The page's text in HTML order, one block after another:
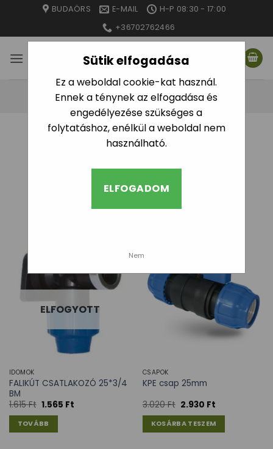
Sütik elfogadása
Ez a weboldal cookie-kat használ.
Ennek a ténynek az elfogadása és
engedélyezése szükséges a
folytatáshoz, enélkül a weboldal nem
használható.
ELFOGADOM
Nem
content
BUDAÖRS E-MAIL
H-P 08:30 - 17:00
+36702762466
KEZDŐLAP / IDOMOK / KPE IDOMOK / KPE
CSAPOK
SZŰRÉS
ELFOGYOTT
IDOMOK
FALIKÚT CSATLAKOZÓ 25*3/4
BM
1.615Ft 1.565 Ft
TOVÁBB
CSAPOK
KPE csap 25mm
3.020Ft 2.930 Ft
KOSÁRBA TESZEM